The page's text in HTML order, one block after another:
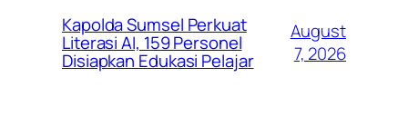
Kapolda Sumsel Perkuat
Literasi AI, 159 Personel
Disiapkan Edukasi Pelajar
August
7, 2026